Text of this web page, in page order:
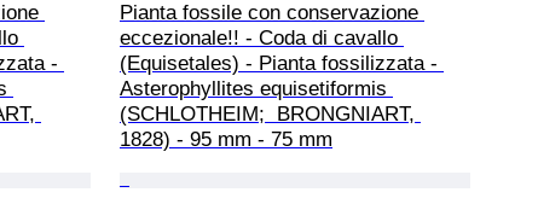
-
Pianta fossile con conservazione
eccezionale!! - Coda di cavallo
(Equisetales) - Pianta fossilizzata -
Asterophyllites equisetiformis
(SCHLOTHEIM;  BRONGNIART,
1828) - 95 mm - 75 mm